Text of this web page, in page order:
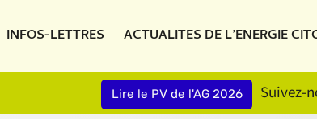
INFOS-LETTRES ACTUALITES DE L’ENERGIE
Lire le PV de l'AG 2026 Suivez-